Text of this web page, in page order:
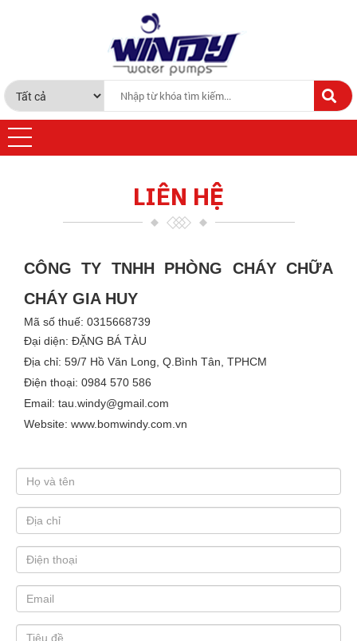
LIÊN HỆ
CÔNG TY TNHH PHÒNG CHÁY CHỮA
CHÁY GIA HUY
Mã số thuế: 0315668739
Đại diện: ĐẶNG BÁ TÀU
Địa chỉ: 59/7 Hồ Văn Long, Q.Bình Tân, TPHCM
Điện thoại: 0984 570 586
Email: tau.windy@gmail.com
Website: www.bomwindy.com.vn